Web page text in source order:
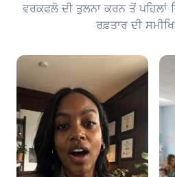
ਵਰਕਫਲੋ ਦੀ ਤੁਲਨਾ ਕਰਨ ਤੋਂ
ਰਫ਼ਤਾਰ ਦੀ